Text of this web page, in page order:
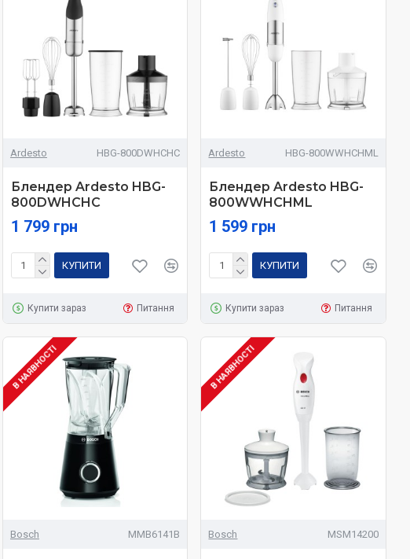
Ardesto HBG-800DWHCHC
Блендер Ardesto HBG-
800DWHCHC
1 799 грн
КУПИТИ
Купити зараз Питання
Ardesto HBG-800WWHCHML
Блендер Ardesto HBG-
800WWHCHML
1 599 грн
КУПИТИ
Купити зараз Питання
В НАЯВНОСТІ
Bosch MMB6141B
В НАЯВНОСТІ
Bosch MSM14200